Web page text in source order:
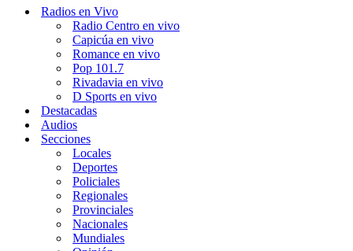
Radios en Vivo
Radio Centro en vivo
Capicúa en vivo
Romance en vivo
Pop 101.7
Rivadavia en vivo
D Sports en vivo
Destacadas
Audios
Secciones
Locales
Deportes
Policiales
Regionales
Provinciales
Nacionales
Mundiales